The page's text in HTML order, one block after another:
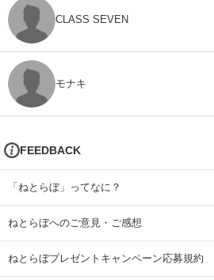
CLASS SEVEN
モナキ
FEEDBACK
「ねとらぼ」ってなに？
ねとらぼへのご意見・ご感想
ねとらぼプレゼントキャンペーン応募規約